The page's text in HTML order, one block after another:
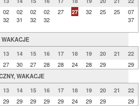
02
32
02
31
02
32
02
32
27 27 32 25 25
07
37
13 14 15 16 17 18 19 20 21
22
27 30 27 28 28 24 28 29
29
WAKACJE
13 14 15 16 17 18 19 20 21
22
29 29 29 29 29 24 29 29 29